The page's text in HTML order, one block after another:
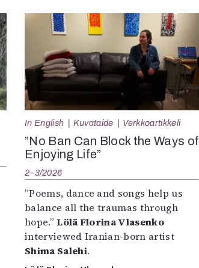
In English Kuvataide Verkkoartikkeli
”No Ban Can Block the Ways of
Enjoying Life”
2–3/2026
”Poems, dance and songs help us
balance all the traumas through
hope.”Lölä Florina Vlasenko
interviewed Iranian-born artist
Shima Salehi.